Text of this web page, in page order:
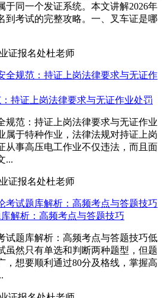
于同一个发证系统。本文讲解2026年
到考试的完整攻略。一、叉车证是哪
证报名处杜老师
持证上岗法律要求与无证作业处罚
规范：持证上岗法律要求与无证作业
属于特种作业，法律法规对持证上岗
从事高压电工作业不仅违法，而且面
...
证报名处杜老师
解析：高频考点与答题技巧
试题库解析：高频考点与答题技巧低
虽然只有单选和判断两种题型，但题
，想要顺利通过80分及格线，掌握高